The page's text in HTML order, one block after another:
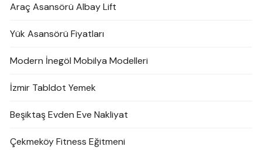
Araç Asansörü Albay Lift
Yük Asansörü Fiyatları
Modern İnegöl Mobilya Modelleri
İzmir Tabldot Yemek
Beşiktaş Evden Eve Nakliyat
Çekmeköy Fitness Eğitmeni